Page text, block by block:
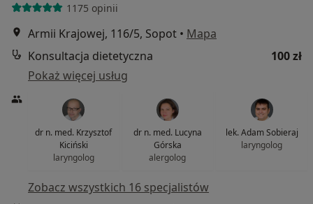
1175 opinii
Armii Krajowej, 116/5, Sopot • Mapa
Konsultacja dietetyczna
100 zł
Pokaż więcej usług
dr n. med. Krzysztof
Kiciński
laryngolog
dr n. med. Lucyna
Górska
alergolog
lek. Adam Sobieraj
laryngolog
Zobacz wszystkich 16 specjalistów